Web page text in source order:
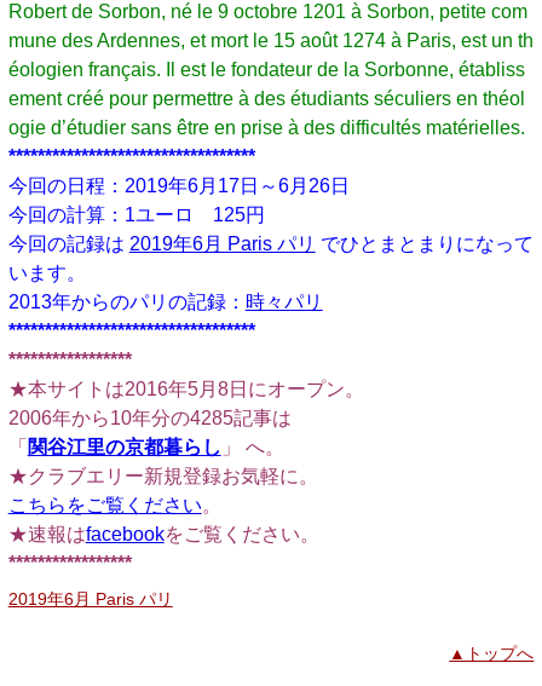
Robert de Sorbon, né le 9 octobre 1201 à Sorbon, petite com
mune des Ardennes, et mort le 15 août 1274 à Paris, est un th
éologien français. Il est le fondateur de la Sorbonne, établiss
ement créé pour permettre à des étudiants séculiers en théol
ogie d’étudier sans être en prise à des difficultés matérielles.
**********************************
今回の日程：2019年6月17日～6月26日
今回の計算：1ユーロ 125円
今回の記録は 2019年6月 Paris パリ でひとまとまりになって
います。
2013年からのパリの記録： 時々パリ
**********************************
*****************
★本サイトは2016年5月8日にオープン。
2006年から10年分の4285記事は
「 関谷江里の京都暮らし 」 へ。
★クラブエリー新規登録お気軽に。
こちらをご覧ください。
★速報はfacebookをご覧ください。
*****************
2019年6月 Paris パリ
▲トップへ